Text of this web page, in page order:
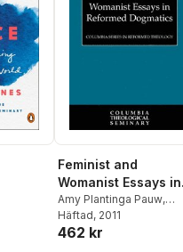
Feminist and
Womanist Essays in
Reformed Dogmatics
Amy Plantinga Pauw,
Serene Jones
Häftad, 2011
462 kr